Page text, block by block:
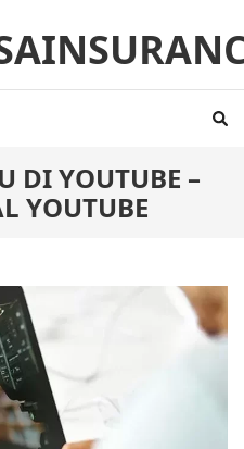
DI YOUTUBE –
YOUTUBE